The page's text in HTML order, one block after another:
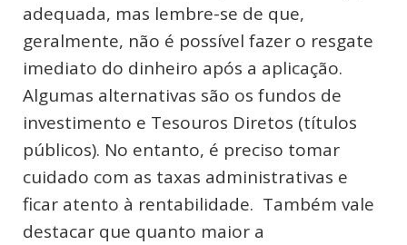
adequada, mas lembre-se de que,
geralmente, não é possível fazer o resgate
imediato do dinheiro após a aplicação.
Algumas alternativas são os fundos de
investimento e Tesouros Diretos (títulos
públicos). No entanto, é preciso tomar
cuidado com as taxas administrativas e
ficar atento à rentabilidade. Também vale
destacar que quanto maior a